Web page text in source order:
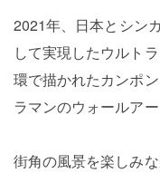
2021年、日本とシン
して実現したウルト
環で描かれたカンポ
ラマンのウォールアー
街角の風景を楽しみ